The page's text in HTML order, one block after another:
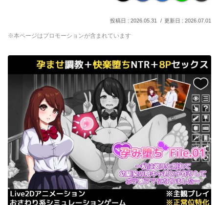
2026.05.31 2026.07.01
※本ページはプロモーションが含まれています